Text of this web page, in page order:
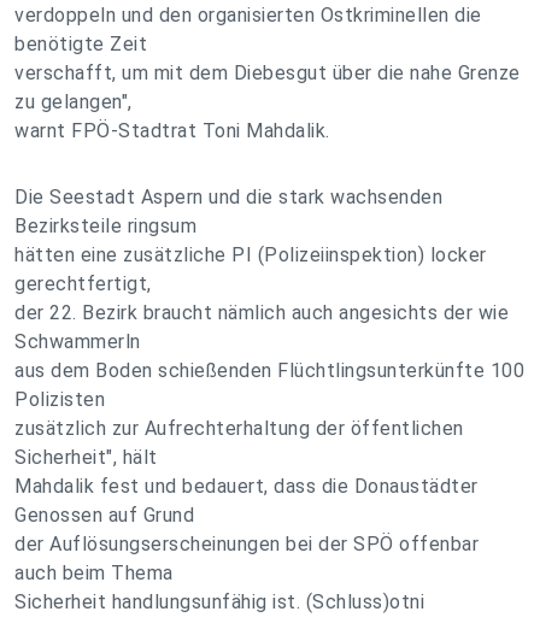
verdoppeln und den organisierten Ostkriminellen die
benötigte Zeit
verschafft, um mit dem Diebesgut über die nahe Grenze
zu gelangen",
warnt FPÖ-Stadtrat Toni Mahdalik.
Die Seestadt Aspern und die stark wachsenden
Bezirksteile ringsum
hätten eine zusätzliche PI (Polizeiinspektion) locker
gerechtfertigt,
der 22. Bezirk braucht nämlich auch angesichts der wie
Schwammerln
aus dem Boden schießenden Flüchtlingsunterkünfte 100
Polizisten
zusätzlich zur Aufrechterhaltung der öffentlichen
Sicherheit", hält
Mahdalik fest und bedauert, dass die Donaustädter
Genossen auf Grund
der Auflösungserscheinungen bei der SPÖ offenbar
auch beim Thema
Sicherheit handlungsunfähig ist. (Schluss)otni